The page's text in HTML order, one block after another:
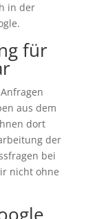
in der
.
für
aus dem
dort
der
bei
nicht ohne